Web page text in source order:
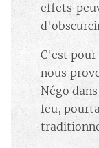
effets
C'est pour
nous
Négo
feu,